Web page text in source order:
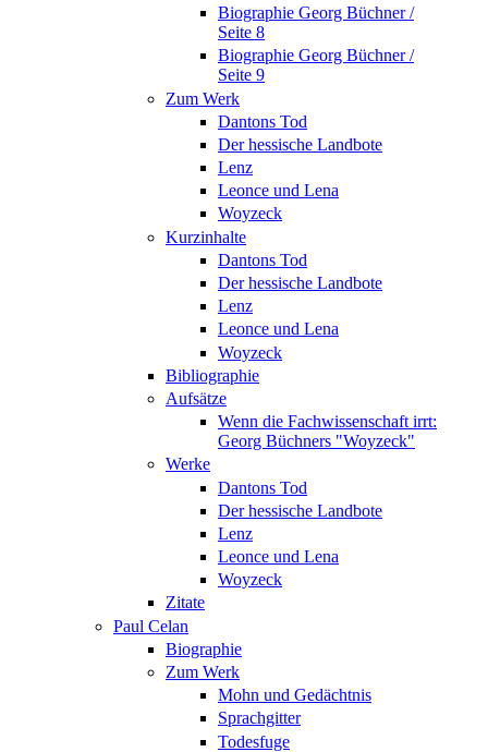
Biographie Georg Büchner /
Seite 8
Biographie Georg Büchner /
Seite 9
Zum Werk
Dantons Tod
Der hessische Landbote
Lenz
Leonce und Lena
Woyzeck
Kurzinhalte
Dantons Tod
Der hessische Landbote
Lenz
Leonce und Lena
Woyzeck
Bibliographie
Aufsätze
Wenn die Fachwissenschaft irrt:
Georg Büchners "Woyzeck"
Werke
Dantons Tod
Der hessische Landbote
Lenz
Leonce und Lena
Woyzeck
Zitate
Paul Celan
Biographie
Zum Werk
Mohn und Gedächtnis
Sprachgitter
Todesfuge